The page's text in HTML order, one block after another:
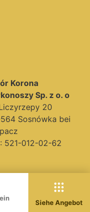
Korona
Sp. z o. o
20
Sosnówka bei
521-012-02-62
Siehe Angebot